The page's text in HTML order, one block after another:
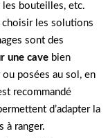
bouteilles, etc.
les solutions
sont des
une cave bien
posées au sol, en
recommandé
d’adapter la
à ranger.